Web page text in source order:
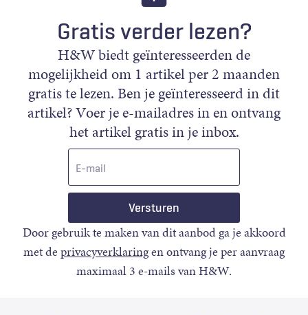
Gratis verder lezen?
H&W biedt geïnteresseerden de
mogelijkheid om 1 artikel per 2 maanden
gratis te lezen. Ben je geïnteresseerd in dit
artikel? Voer je e-mailadres in en ontvang
het artikel gratis in je inbox.
Door gebruik te maken van dit aanbod ga je akkoord
met deprivacyverklaringen ontvang je per aanvraag
maximaal 3 e-mails van H&W.